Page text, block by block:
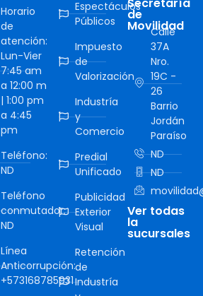
Horario
de
atención:
Lun-Vier
7:45 am
a 12:00 m
| 1:00 pm
a 4:45
pm
Teléfono:
ND
Teléfono
conmutador:
ND
Línea
Anticorrupción:
+573168785931
Espectáculos
Públicos
Impuesto
de
Valorización
Industría
y
Comercio
Predial
Unificado
Publicidad
Exterior
Visual
Retención
de
Industría
de
Movilidad
Calle
37A
Nro.
19C -
26
Barrio
Jordán
Paraíso
ND
ND
Ver todas
la
sucursales